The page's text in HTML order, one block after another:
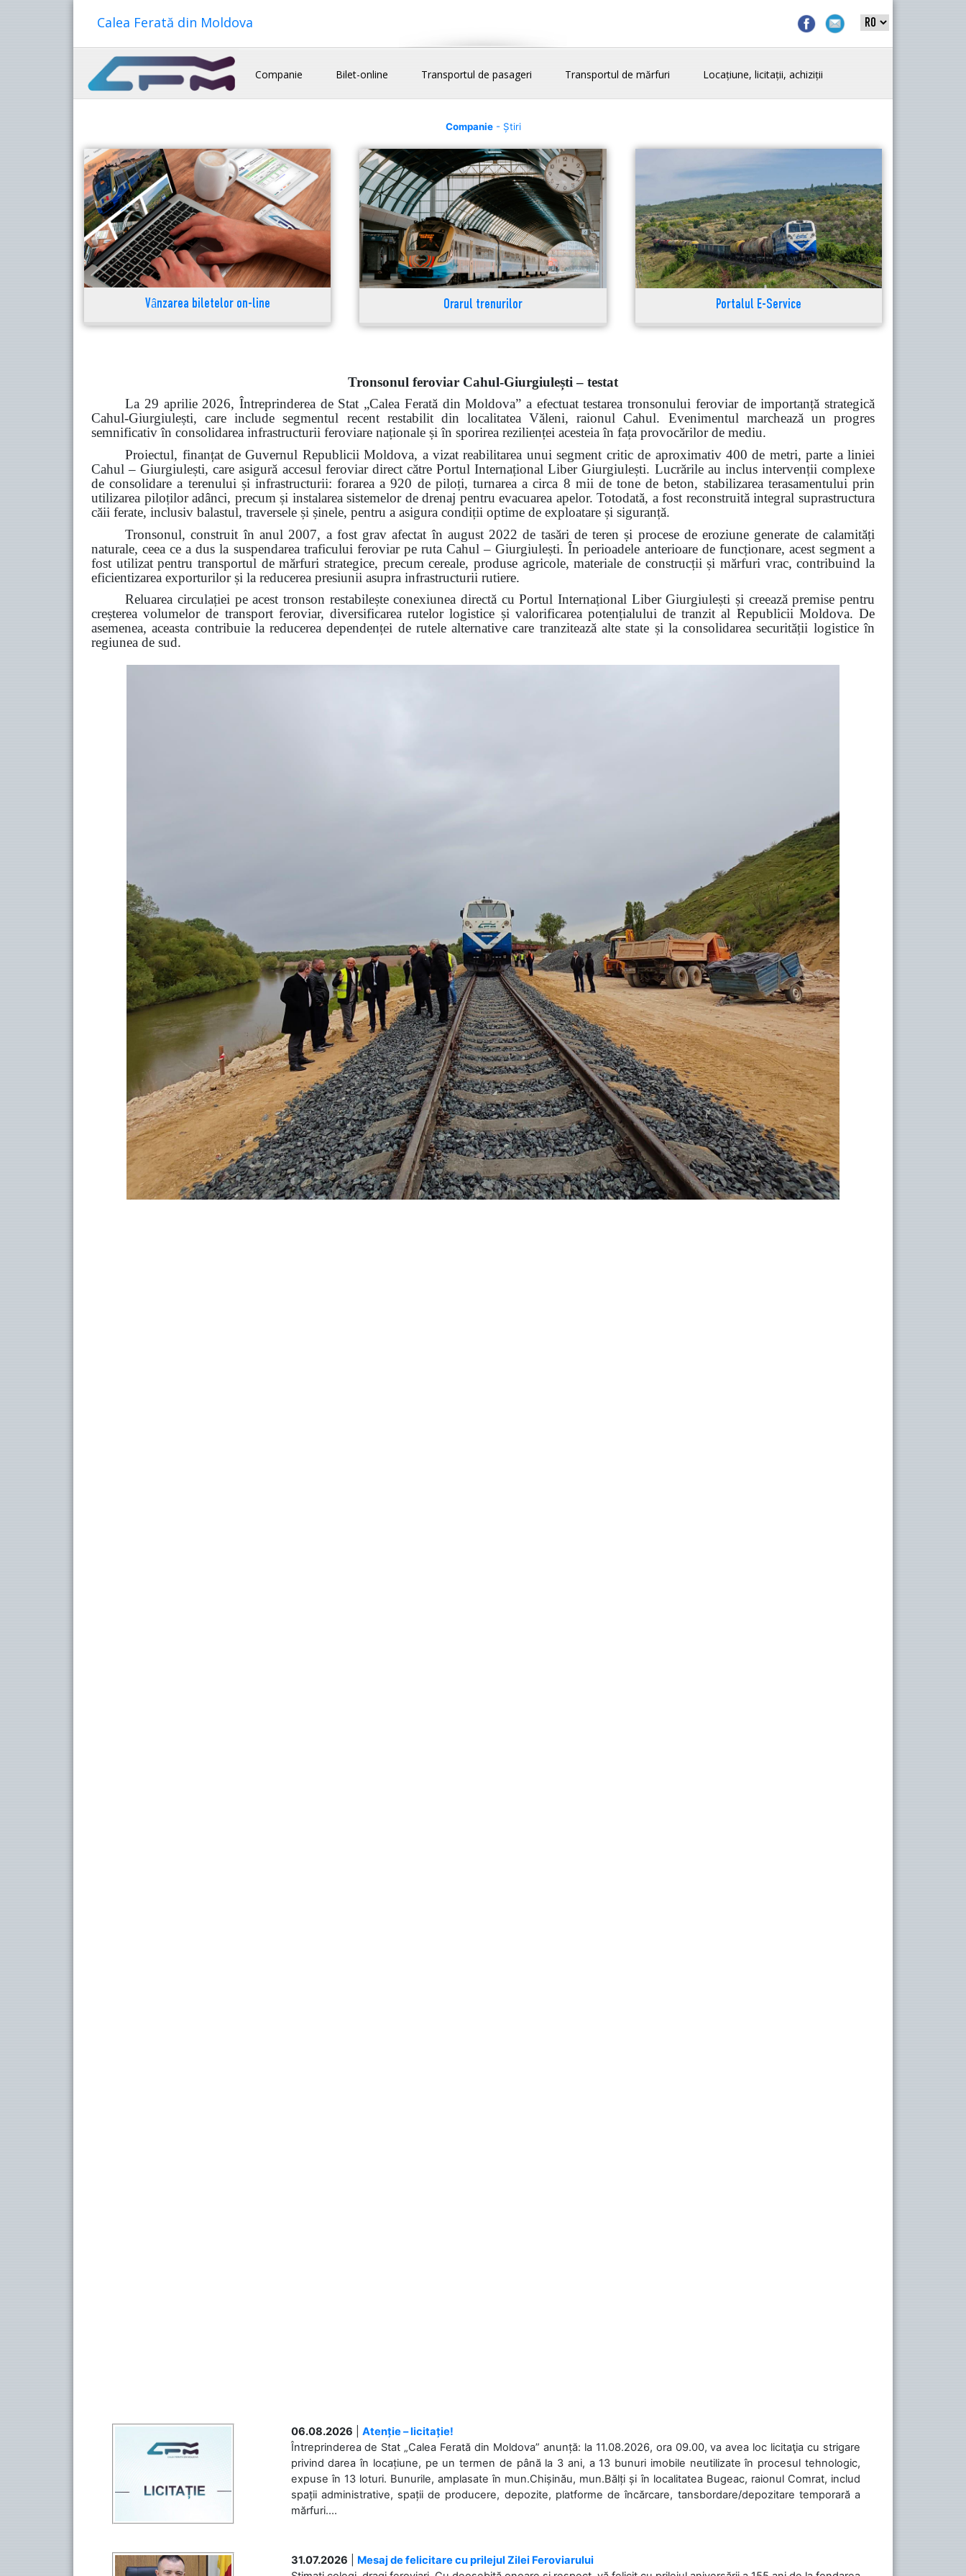
Calea Ferată din Moldova
Companie Bilet-online Transportul de pasageri Transportul de mărfuri Locațiune, licitații, achiziții
Companie- Știri
Vânzarea biletelor on-line Orarul trenurilor Portalul E-Service
Tronsonul feroviar Cahul-Giurgiulești – testat
La 29 aprilie 2026, Întreprinderea de Stat „Calea Ferată din Moldova” a efectuat testarea tronsonului feroviar de importanță strategică
Cahul-Giurgiulești, care include segmentul recent restabilit din localitatea Văleni, raionul Cahul. Evenimentul marchează un progres
semnificativ în consolidarea infrastructurii feroviare naționale și în sporirea rezilienței acesteia în fața provocărilor de mediu.
Proiectul, finanțat de Guvernul Republicii Moldova, a vizat reabilitarea unui segment critic de aproximativ 400 de metri, parte a liniei
Cahul – Giurgiulești, care asigură accesul feroviar direct către Portul Internațional Liber Giurgiulești. Lucrările au inclus intervenții complexe
de consolidare a terenului și infrastructurii: forarea a 920 de piloți, turnarea a circa 8 mii de tone de beton, stabilizarea terasamentului prin
utilizarea piloților adânci, precum și instalarea sistemelor de drenaj pentru evacuarea apelor. Totodată, a fost reconstruită integral suprastructura
căii ferate, inclusiv balastul, traversele și șinele, pentru a asigura condiții optime de exploatare și siguranță.
Tronsonul, construit în anul 2007, a fost grav afectat în august 2022 de tasări de teren și procese de eroziune generate de calamități
naturale, ceea ce a dus la suspendarea traficului feroviar pe ruta Cahul – Giurgiulești. În perioadele anterioare de funcționare, acest segment a
fost utilizat pentru transportul de mărfuri strategice, precum cereale, produse agricole, materiale de construcții și mărfuri vrac, contribuind la
eficientizarea exporturilor și la reducerea presiunii asupra infrastructurii rutiere.
Reluarea circulației pe acest tronson restabilește conexiunea directă cu Portul Internațional Liber Giurgiulești și creează premise pentru
creșterea volumelor de transport feroviar, diversificarea rutelor logistice și valorificarea potențialului de tranzit al Republicii Moldova. De
asemenea, aceasta contribuie la reducerea dependenței de rutele alternative care tranzitează alte state și la consolidarea securității logistice în
regiunea de sud.
06.08.2026
Atenție – licitație!
Întreprinderea de Stat „Calea Ferată din Moldova” anunță: la 11.08.2026, ora 09.00, va avea loc licitaţia cu strigare
privind darea în locațiune, pe un termen de până la 3 ani, a 13 bunuri imobile neutilizate în procesul tehnologic,
expuse în 13 loturi. Bunurile, amplasate în mun.Chișinău, mun.Bălți și în localitatea Bugeac, raionul Comrat, includ
spații administrative, spații de producere, depozite, platforme de încărcare, tansbordare/depozitare temporară a
mărfuri....
31.07.2026
Mesaj de felicitare cu prilejul Zilei Feroviarului